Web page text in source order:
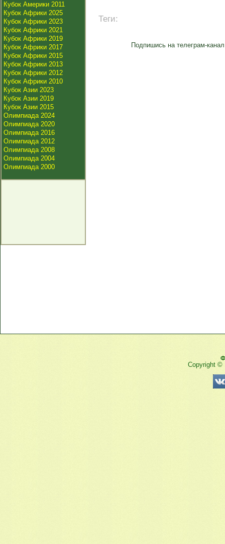
Кубок Америки 2011
Кубок Африки 2025
Кубок Африки 2023
Кубок Африки 2021
Кубок Африки 2019
Кубок Африки 2017
Кубок Африки 2015
Кубок Африки 2013
Кубок Африки 2012
Кубок Африки 2010
Кубок Азии 2023
Кубок Азии 2019
Кубок Азии 2015
Олимпиада 2024
Олимпиада 2020
Олимпиада 2016
Олимпиада 2012
Олимпиада 2008
Олимпиада 2004
Олимпиада 2000
Теги:
Подпишись на телеграм-
Copyright ©